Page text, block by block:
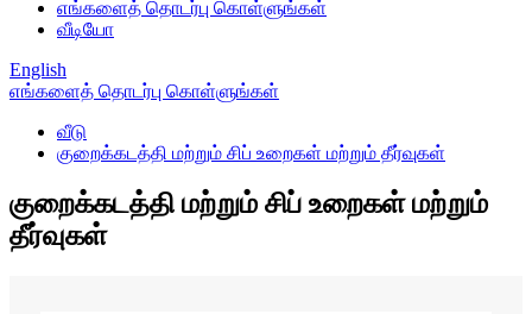
எங்களைத் தொடர்பு கொள்ளுங்கள்
வீடியோ
English
எங்களைத் தொடர்பு கொள்ளுங்கள்
வீடு
குறைக்கடத்தி மற்றும் சிப் உறைகள் மற்றும் தீர்வுகள்
குறைக்கடத்தி மற்றும் சிப் உறைகள் மற்றும்
தீர்வுகள்